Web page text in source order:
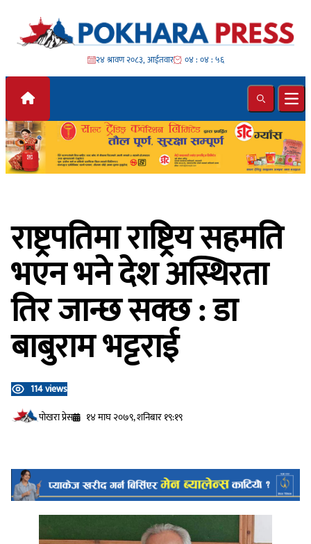
Skip to content
२४ श्रावण २०८३, आईतवार ०४ : ०४ : ५८
Search
राष्ट्रपतिमा राष्ट्रिय सहमति
भएन भने देश अस्थिरता
तिर जान्छ सक्छ : डा
बाबुराम भट्टराई
114 views
प‍ोखरा प्रेस
१४ माघ २०७९, शनिबार १९:१९